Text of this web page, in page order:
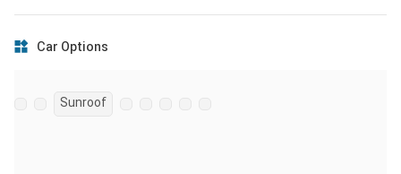
Car Options
Sunroof